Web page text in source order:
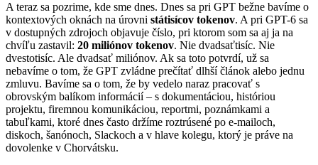
A teraz sa pozrime, kde sme dnes. Dnes sa pri GPT bežne bavíme o
kontextových oknách na úrovni státisícov tokenov. A pri GPT-6 sa
v dostupných zdrojoch objavuje číslo, pri ktorom som sa aj ja na
chvíľu zastavil: 20 miliónov tokenov. Nie dvadsaťtisíc. Nie
dvestotisíc. Ale dvadsať miliónov. Ak sa toto potvrdí, už sa
nebavíme o tom, že GPT zvládne prečítať dlhší článok alebo jednu
zmluvu. Bavíme sa o tom, že by vedelo naraz pracovať s
obrovským balíkom informácií – s dokumentáciou, históriou
projektu, firemnou komunikáciou, reportmi, poznámkami a
tabuľkami, ktoré dnes často držíme roztrúsené po e-mailoch,
diskoch, šanónoch, Slackoch a v hlave kolegu, ktorý je práve na
dovolenke v Chorvátsku.